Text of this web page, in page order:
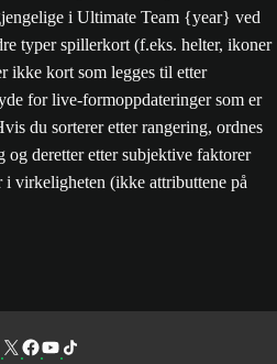
i Ultimate Team {year} ved
typer spillerkort (f.eks. helter, ikoner
ikke kort som legges til etter
for live-formoppdateringer som er
du sorterer etter rangering, ordnes
og deretter etter subjektive faktorer
i virkeligheten (ikke attributtene på